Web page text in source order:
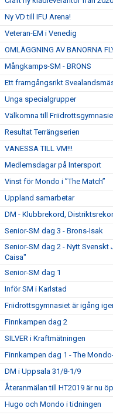
Ny VD till IFU Arena!
Veteran-EM i Venedig
OMLÄGGNING AV BANORNA
Mångkamps-SM - BRONS
Ett framgångsrikt
Unga specialgrupper
Välkomna till
Resultat Terrängserien
VANESSA TILL VM!!!
Medlemsdagar på Intersport
Vinst för Mondo i ”The Match”
Uppland samarbetar
DM - Klubbrekord,
Senior-SM dag 3 - Brons-Isak
Senior-SM dag 2 - Nytt Svenskt
Caisa"
Senior-SM dag 1
Inför SM i Karlstad
Friidrottsgymnasiet är igång
Finnkampen dag 2
SILVER i Kraftmätningen
Finnkampen dag 1 - The
DM i Uppsala 31/8-1/9
Återanmälan till HT2019 är nu
Hugo och Mondo i tidningen